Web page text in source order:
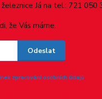
Já na tel.: 721 050
že Vás máme.
Odeslat
zpracování osobních údajů.